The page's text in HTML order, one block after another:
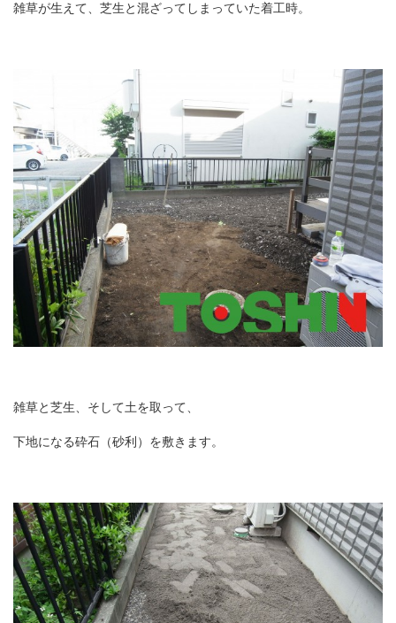
雑草が生えて、芝生と混ざってしまっていた着工時。
雑草と芝生、そして土を取って、
下地になる砕石（砂利）を敷きます。